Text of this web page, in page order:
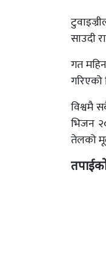
साउदी
गत
गरिएको
विश्वमै
भिजन
तेलको
तपाईको